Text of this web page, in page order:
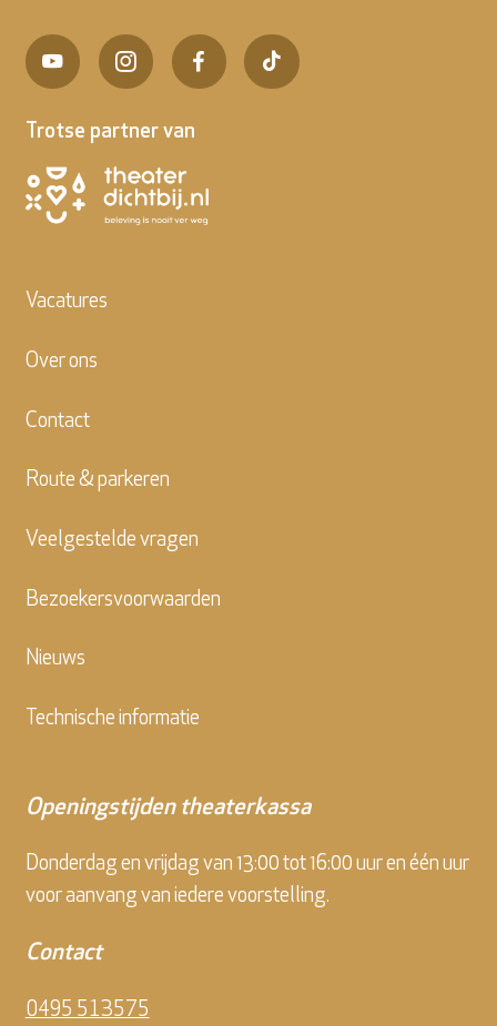
Trotse partner van
Vacatures
Over ons
Contact
Route & parkeren
Veelgestelde vragen
Bezoekersvoorwaarden
Nieuws
Technische informatie
Openingstijden theaterkassa
Donderdag en vrijdag van 13:00 tot 16:00 uur en één uur
voor aanvang van iedere voorstelling.
Contact
0495 513575